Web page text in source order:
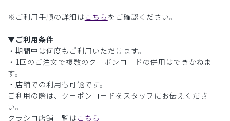
※ご利用手順の詳細はこちら をご確認ください。
▼ご利用条件
・期間中は何度もご利用いただけます。
・1回のご注文で複数のクーポンコードの併用はできかねま
す。
・店舗での利用も可能です。
ご利用の際は、クーポンコードをスタッフにお伝えくださ
い。
クラシコ店舗一覧はこちら